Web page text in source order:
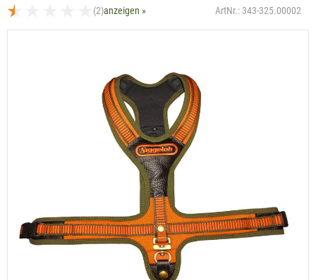
(2)anzeigen » ArtNr.: 343-325.00002